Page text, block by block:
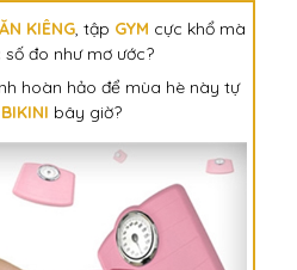
ĂN KIÊNG, tập GYM cực khổ mà
đo như mơ ước?
hoàn hảo để mùa hè này tự
BIKINI bây giờ?